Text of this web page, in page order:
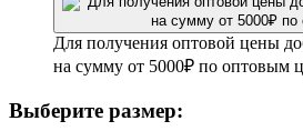
Для получения оптовой цены
на сумму от 5000₽ по оптовым
Выберите размер: